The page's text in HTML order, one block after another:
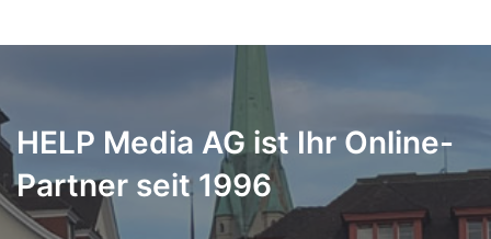
HELP Media AG ist Ihr Online-
Partner seit 1996